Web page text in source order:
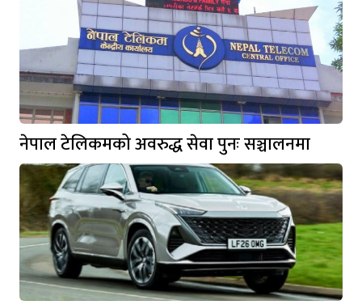
नेपाल टेलिकमको अवरुद्ध सेवा पुनः सञ्चालनमा